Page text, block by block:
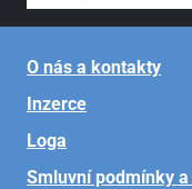
O nás a kontakty
Inzerce
Loga
Smluvní podmínky